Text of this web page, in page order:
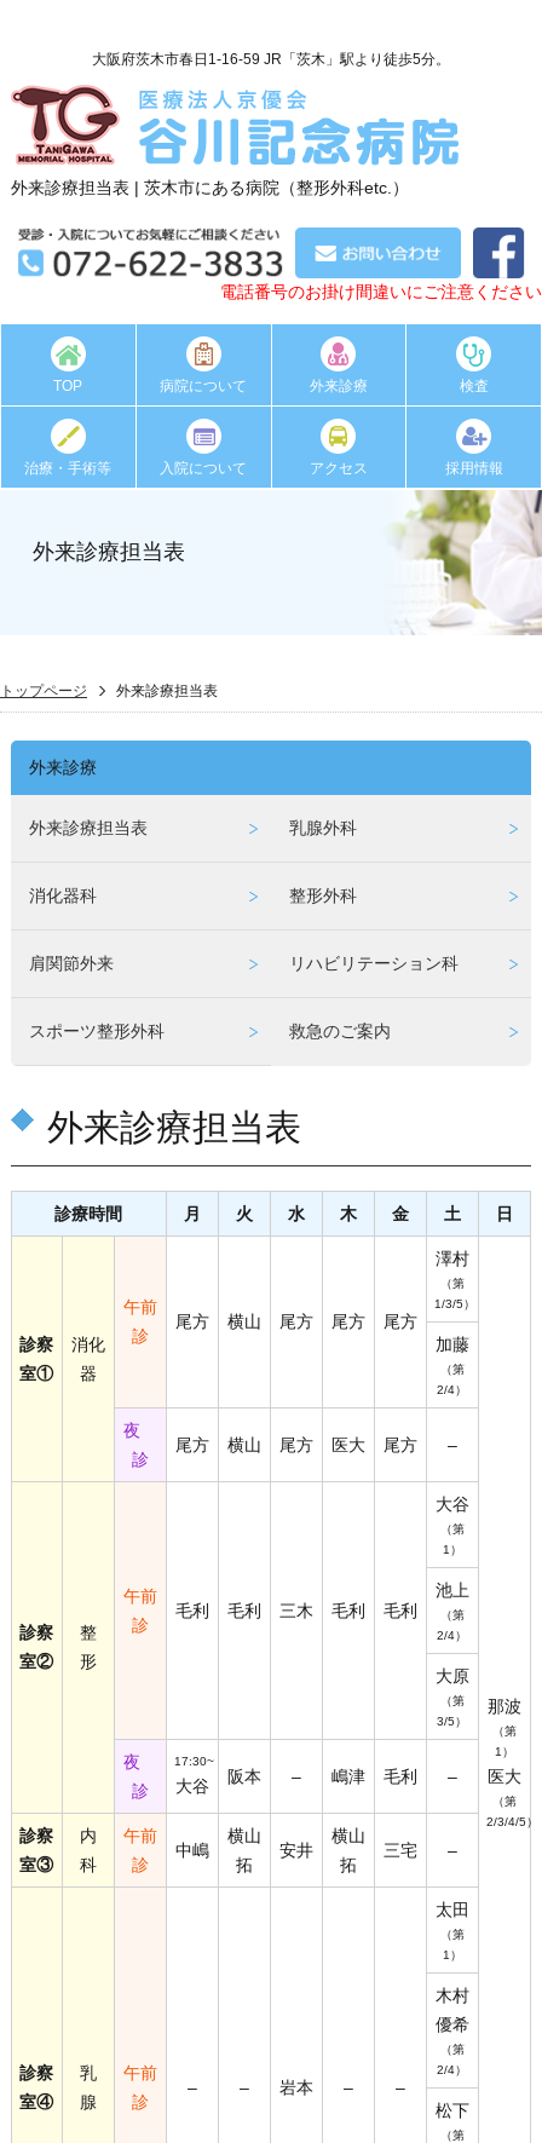
大阪府茨木市春日1-16-59 JR「茨木」駅より徒歩5分。
外来診療担当表 | 茨木市にある病院（整形外科etc.）
電話番号のお掛け間違いにご注意ください
TOP 病院について 外来診療 検査
治療・手術等 入院について アクセス 採用情報
外来診療担当表
トップページ 外来診療担当表
外来診療
外来診療担当表 乳腺外科
消化器科 整形外科
肩関節外来 リハビリテーション科
スポーツ整形外科 救急のご案内
外来診療担当表
診療時間 月 火 水 木 金 土 日
診察
室①
消化
器
午前
診
尾方 横山 尾方 尾方 尾方
澤村
（第
1/3/5）
那波
（第
1）
医大
（第
2/3/4/5）
加藤
（第
2/4）
夜
診
尾方 横山 尾方 医大 尾方 –
診察
室②
整
形
午前
診
毛利 毛利 三木 毛利 毛利
大谷
（第
1）
池上
（第
2/4）
大原
（第
3/5）
夜
診
17:30~
大谷 阪本 – 嶋津 毛利 –
診察
室③
内
科
午前
診
中嶋
横山
拓
安井
横山
拓
三宅 –
診察
室④
乳
腺
午前
診
– – 岩本 – –
太田
（第
1）
木村
優希
（第
2/4）
松下
（第